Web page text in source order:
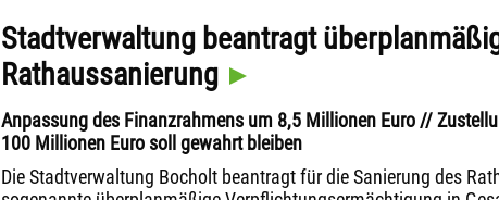
Stadtverwaltung beantragt
Rathaussanierung
Anpassung des Finanzrahmens um 8,5 Millionen Euro //
100 Millionen Euro soll gewahrt bleiben
Die Stadtverwaltung Bocholt beantragt für die Sanierung des